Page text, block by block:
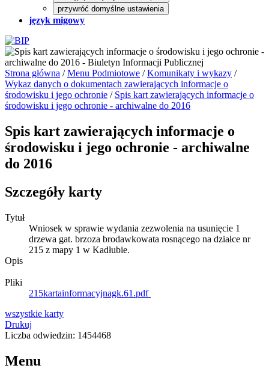
przywróć domyślne ustawienia
język migowy
Strona główna /Menu Podmiotowe /Komunikaty i wykazy /
Wykaz danych o dokumentach zawierających informacje o
środowisku i jego ochronie / Spis kart zawierających informacje o
środowisku i jego ochronie - archiwalne do 2016
Spis kart zawierających informacje o
środowisku i jego ochronie - archiwalne
do 2016
Szczegóły karty
Tytuł
Wniosek w sprawie wydania zezwolenia na usunięcie 1
drzewa gat. brzoza brodawkowata rosnącego na działce nr
215 z mapy 1 w Kadłubie.
Opis
Pliki
215kartainformacyjnagk.61.pdf
wszystkie karty
Drukuj
Liczba odwiedzin: 1454468
Menu